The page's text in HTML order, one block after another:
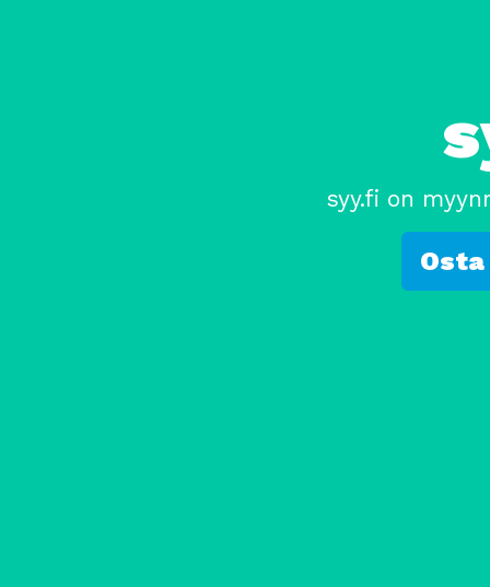
syy.fi on